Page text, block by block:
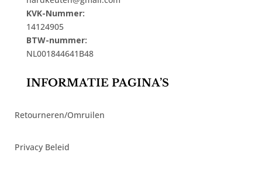
KVK-Nummer:
14124905
BTW-nummer:
NL001844641B48
INFORMATIE PAGINA’S
Retourneren/Omruilen
Privacy Beleid